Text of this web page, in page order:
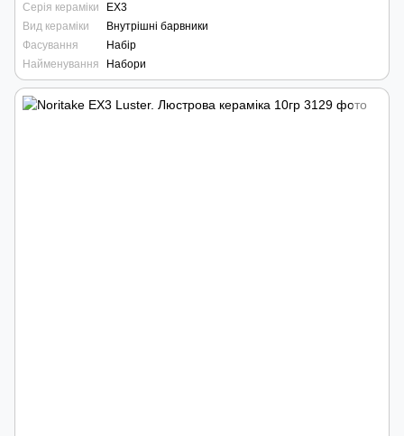
Серія кераміки
EX3
Вид кераміки
Внутрішні барвники
Фасування
Набір
Найменування
Набори